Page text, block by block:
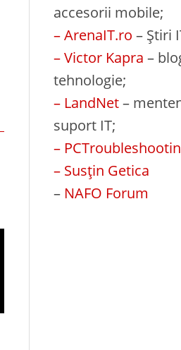
accesorii mobile;
– ArenaIT.ro – Știri
– Victor Kapra –
tehnologie;
– LandNet–
suport IT;
–
– Susțin Getica
– NAFO Forum